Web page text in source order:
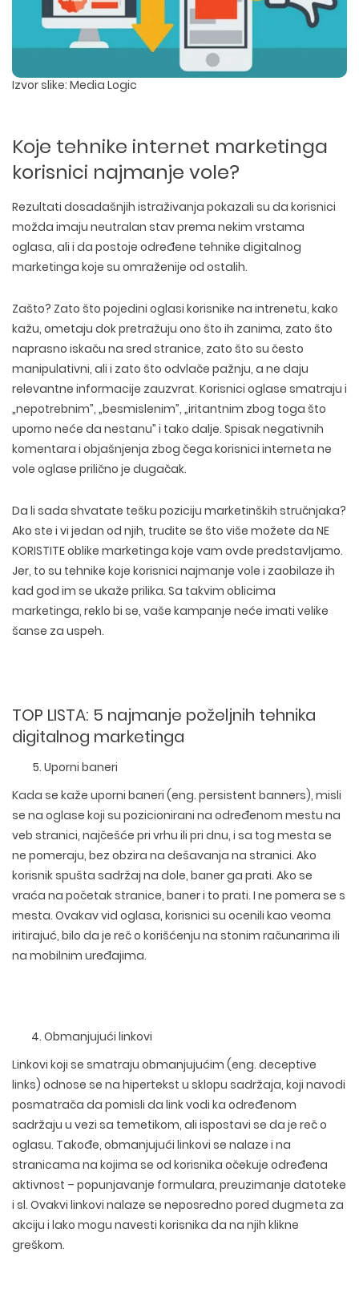
Izvor slike: Media Logic
Koje tehnike internet marketinga
korisnici najmanje vole?
Rezultati dosadašnjih istraživanja pokazali su da korisnici
možda imaju neutralan stav prema nekim vrstama
oglasa, ali i da postoje određene tehnike digitalnog
marketinga koje su omraženije od ostalih.
Zašto? Zato što pojedini oglasi korisnike na intrenetu, kako
kažu, ometaju dok pretražuju ono što ih zanima, zato što
naprasno iskaču na sred stranice, zato što su često
manipulativni, ali i zato što odvlače pažnju, a ne daju
relevantne informacije zauzvrat. Korisnici oglase smatraju i
„nepotrebnim”, „besmislenim”, „iritantnim zbog toga što
uporno neće da nestanu” i tako dalje. Spisak negativnih
komentara i objašnjenja zbog čega korisnici interneta ne
vole oglase prilično je dugačak.
Da li sada shvatate tešku poziciju marketinških stručnjaka?
Ako ste i vi jedan od njih, trudite se što više možete da NE
KORISTITE oblike marketinga koje vam ovde predstavljamo.
Jer, to su tehnike koje korisnici najmanje vole i zaobilaze ih
kad god im se ukaže prilika. Sa takvim oblicima
marketinga, reklo bi se, vaše kampanje neće imati velike
šanse za uspeh.
TOP LISTA: 5 najmanje poželjnih tehnika
digitalnog marketinga
Uporni baneri
Kada se kaže uporni baneri (eng. persistent banners), misli
se na oglase koji su pozicionirani na određenom mestu na
veb stranici, najčešće pri vrhu ili pri dnu, i sa tog mesta se
ne pomeraju, bez obzira na dešavanja na stranici. Ako
korisnik spušta sadržaj na dole, baner ga prati. Ako se
vraća na početak stranice, baner i to prati. I ne pomera se s
mesta. Ovakav vid oglasa, korisnici su ocenili kao veoma
iritirajuć, bilo da je reč o korišćenju na stonim računarima ili
na mobilnim uređajima.
Obmanjujući linkovi
Linkovi koji se smatraju obmanjujućim (eng. deceptive
links) odnose se na hipertekst u sklopu sadržaja, koji navodi
posmatrača da pomisli da link vodi ka određenom
sadržaju u vezi sa temetikom, ali ispostavi se da je reč o
oglasu. Takođe, obmanjujući linkovi se nalaze i na
stranicama na kojima se od korisnika očekuje određena
aktivnost – popunjavanje formulara, preuzimanje datoteke
i sl. Ovakvi linkovi nalaze se neposredno pored dugmeta za
akciju i lako mogu navesti korisnika da na njih klikne
greškom.